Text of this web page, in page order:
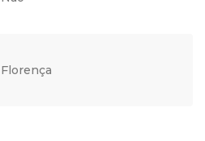
Florença